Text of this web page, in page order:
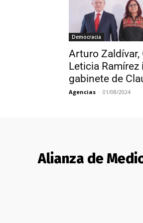
Democracia
Arturo Zaldívar,
Leticia Ramírez
gabinete de
Agencias - 01/08/2024
Alianza de